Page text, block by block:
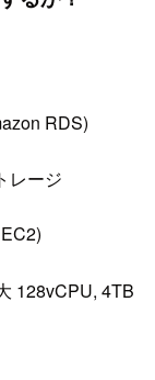
RDS)
レージ
128vCPU, 4TB